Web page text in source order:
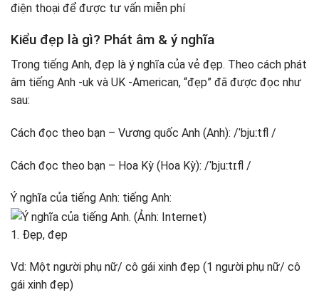
điện thoại để được tư vấn miễn phí
Kiểu đẹp là gì? Phát âm & ý nghĩa
Trong tiếng Anh, đẹp là ý nghĩa của vẻ đẹp. Theo cách phát
âm tiếng Anh -uk và UK -American, “đẹp” đã được đọc như
sau:
Cách đọc theo bạn – Vương quốc Anh (Anh): /ˈbjuːtfl /
Cách đọc theo bạn – Hoa Kỳ (Hoa Kỳ): /ˈbjuːtɪfl /
Ý nghĩa của tiếng Anh: tiếng Anh:
1. Đẹp, đẹp
Vd: Một người phụ nữ/ cô gái xinh đẹp (1 người phụ nữ/ cô
gái xinh đẹp)